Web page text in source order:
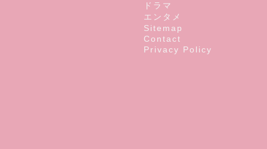
ドラマ
エンタメ
Sitemap
Contact
Privacy Policy